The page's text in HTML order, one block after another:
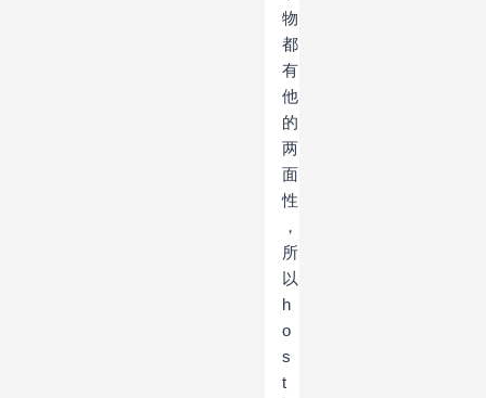
物
都
有
他
的
两
面
性
，
所
以
h
o
s
t